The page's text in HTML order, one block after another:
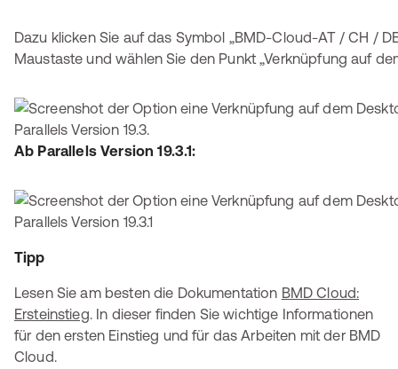
Dazu klicken Sie auf das Symbol „BMD-Cloud-AT / CH /
Maustaste und wählen Sie den Punkt „Verknüpfung auf
Ab Parallels Version 19.3.1:
Tipp
Lesen Sie am besten die Dokumentation BMD Cloud:
Ersteinstieg. In dieser finden Sie wichtige Informationen
für den ersten Einstieg und für das Arbeiten mit der BMD
Cloud.